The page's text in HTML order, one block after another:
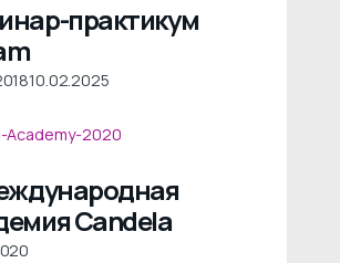
практикум
10.02.2025
Candela